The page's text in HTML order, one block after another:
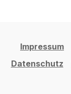
Impressum
Datenschutz